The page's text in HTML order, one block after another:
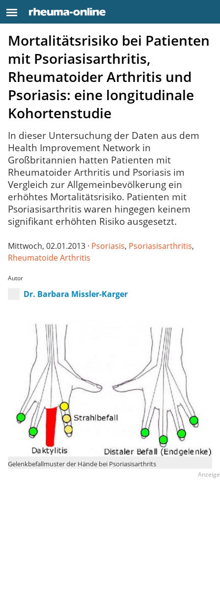
Mortalitätsrisiko bei Patienten
mit Psoriasisarthritis,
Rheumatoider Arthritis und
Psoriasis: eine longitudinale
Kohortenstudie
In dieser Untersuchung der Daten aus dem
Health Improvement Network in
Großbritannien hatten Patienten mit
Rheumatoider Arthritis und Psoriasis im
Vergleich zur Allgemeinbevölkerung ein
erhöhtes Mortalitätsrisiko. Patienten mit
Psoriasisarthritis waren hingegen keinem
signifikant erhöhten Risiko ausgesetzt.
Mittwoch, 02.01.2013 · Psoriasis, Psoriasisarthritis,
Rheumatoide Arthritis
Autor
Dr. Barbara Missler-Karger
Gelenkbefallmuster der Hände bei Psoriasisarthrits